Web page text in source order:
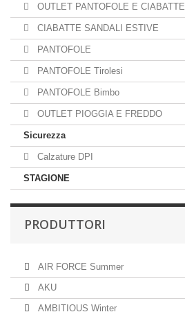
OUTLET PANTOFOLE E CIABATTE
CIABATTE SANDALI ESTIVE
PANTOFOLE
PANTOFOLE Tirolesi
PANTOFOLE Bimbo
OUTLET PIOGGIA E FREDDO
Sicurezza
Calzature DPI
STAGIONE
PRODUTTORI
AIR FORCE Summer
AKU
AMBITIOUS Winter